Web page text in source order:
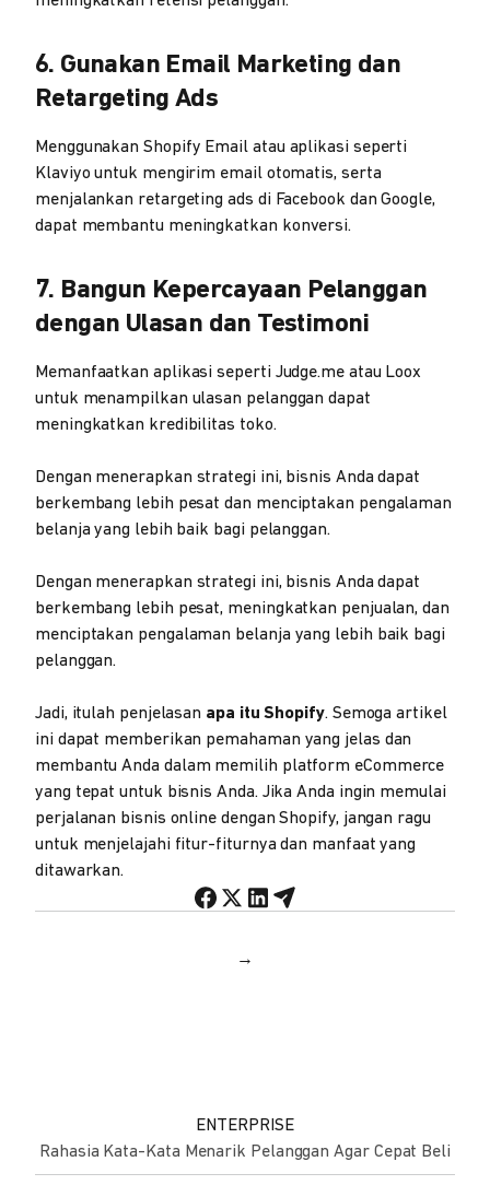
6. Gunakan Email Marketing dan
Retargeting Ads
Menggunakan Shopify Email atau aplikasi seperti
Klaviyo untuk mengirim email otomatis, serta
menjalankan retargeting ads di Facebook dan Google,
dapat membantu meningkatkan konversi.
7. Bangun Kepercayaan Pelanggan
dengan Ulasan dan Testimoni
Memanfaatkan aplikasi seperti Judge.me atau Loox
untuk menampilkan ulasan pelanggan dapat
meningkatkan kredibilitas toko.
Dengan menerapkan strategi ini, bisnis Anda dapat
berkembang lebih pesat dan menciptakan pengalaman
belanja yang lebih baik bagi pelanggan.
Dengan menerapkan strategi ini, bisnis Anda dapat
berkembang lebih pesat, meningkatkan penjualan, dan
menciptakan pengalaman belanja yang lebih baik bagi
pelanggan.
Jadi, itulah penjelasan apa itu Shopify. Semoga artikel
ini dapat memberikan pemahaman yang jelas dan
membantu Anda dalam memilih platform eCommerce
yang tepat untuk bisnis Anda. Jika Anda ingin memulai
perjalanan bisnis online dengan Shopify, jangan ragu
untuk menjelajahi fitur-fiturnya dan manfaat yang
ditawarkan.
→
ENTERPRISE
Rahasia Kata-Kata Menarik Pelanggan Agar Cepat Beli